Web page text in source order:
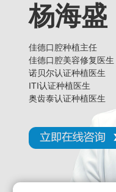
杨海盛
佳德口腔种植主任
佳德口腔美容修复医生
诺贝尔认证种植医生
ITI认证种植医生
奥齿泰认证种植医生